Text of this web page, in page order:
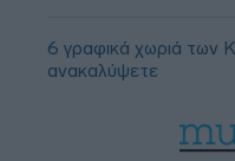
6 γραφικά χωριά των
ανακαλύψετε